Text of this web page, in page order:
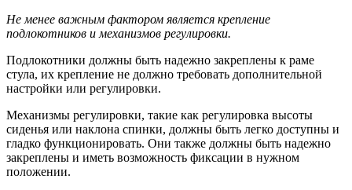
Не менее важным фактором является крепление
подлокотников и механизмов регулировки.
Подлокотники должны быть надежно закреплены к раме
стула, их крепление не должно требовать дополнительной
настройки или регулировки.
Механизмы регулировки, такие как регулировка высоты
сиденья или наклона спинки, должны быть легко доступны и
гладко функционировать. Они также должны быть надежно
закреплены и иметь возможность фиксации в нужном
положении.